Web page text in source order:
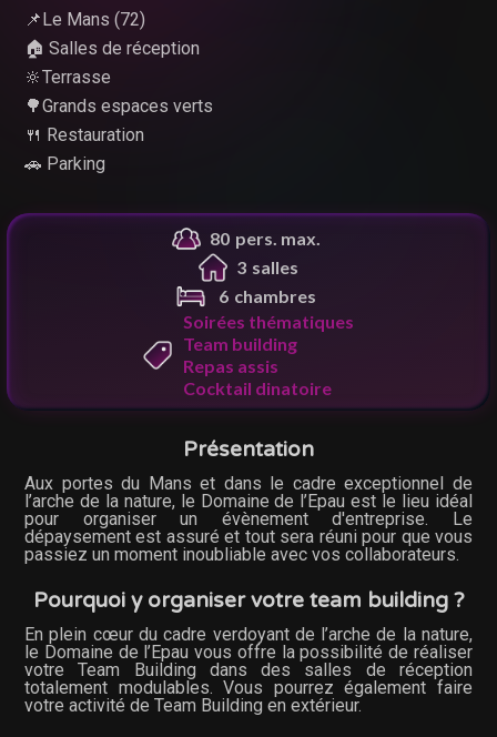
📌Le Mans (72)
🏠 Salles de réception
🔆Terrasse
🌳Grands espaces verts
🍴 Restauration
🚗 Parking
80 pers. max.
3 salles
6 chambres
Soirées thématiques
Team building
Repas assis
Cocktail dinatoire
Présentation
Aux portes du Mans et dans le cadre exceptionnel de
l’arche de la nature, le Domaine de l’Epau est le lieu idéal
pour organiser un évènement d'entreprise. Le
dépaysement est assuré et tout sera réuni pour que vous
passiez un moment inoubliable avec vos collaborateurs.
Pourquoi y organiser votre team building ?
En plein cœur du cadre verdoyant de l’arche de la nature,
le Domaine de l’Epau vous offre la possibilité de réaliser
votre Team Building dans des salles de réception
totalement modulables. Vous pourrez également faire
votre activité de Team Building en extérieur.